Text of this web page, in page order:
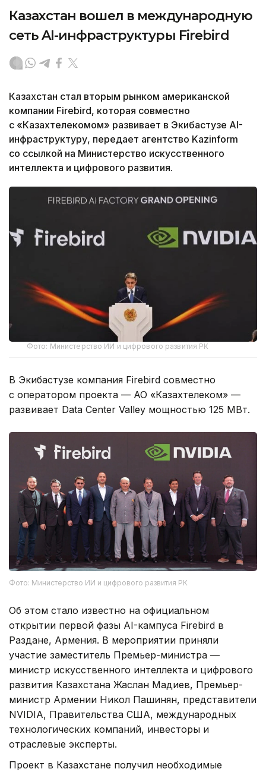
Казахстан вошел в международную
сеть AI-инфраструктуры Firebird
Казахстан стал вторым рынком американской
компании Firebird, которая совместно
с «Казахтелекомом» развивает в Экибастузе AI-
инфраструктуру, передает агентство Kazinform
со ссылкой на Министерство искусственного
интеллекта и цифрового развития.
Фото: Министерство ИИ и цифрового развития РК
В Экибастузе компания Firebird совместно
с оператором проекта — АО «Казахтелеком» —
развивает Data Center Valley мощностью 125 МВт.
Фото: Министерство ИИ и цифрового развития РК
Об этом стало известно на официальном
открытии первой фазы AI-кампуса Firebird в
Раздане, Армения. В мероприятии приняли
участие заместитель Премьер-министра —
министр искусственного интеллекта и цифрового
развития Казахстана Жаслан Мадиев, Премьер-
министр Армении Никол Пашинян, представители
NVIDIA, Правительства США, международных
технологических компаний, инвесторы и
отраслевые эксперты.
Проект в Казахстане получил необходимые